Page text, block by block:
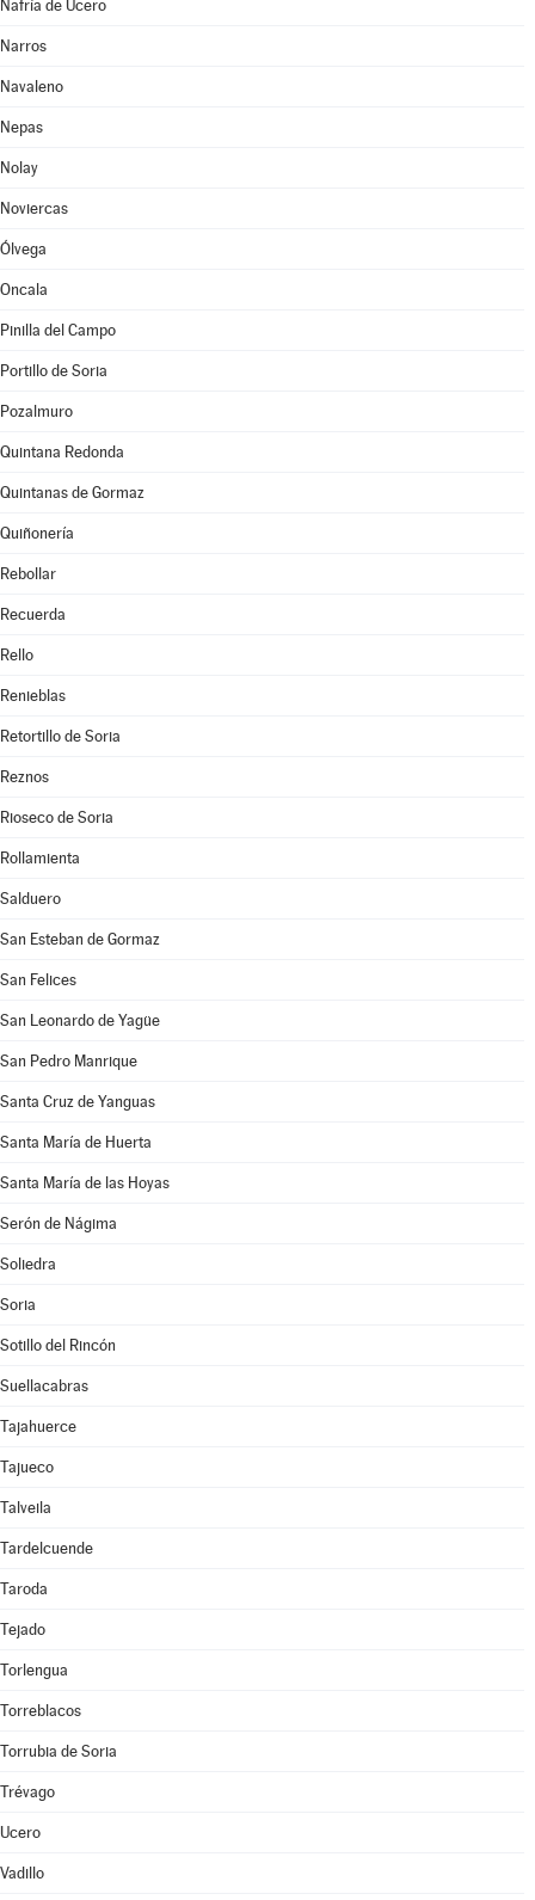
Nafría de Ucero
Narros
Navaleno
Nepas
Nolay
Noviercas
Ólvega
Oncala
Pinilla del Campo
Portillo de Soria
Pozalmuro
Quintana Redonda
Quintanas de Gormaz
Quiñonería
Rebollar
Recuerda
Rello
Renieblas
Retortillo de Soria
Reznos
Rioseco de Soria
Rollamienta
Salduero
San Esteban de Gormaz
San Felices
San Leonardo de Yagüe
San Pedro Manrique
Santa Cruz de Yanguas
Santa María de Huerta
Santa María de las Hoyas
Serón de Nágima
Soliedra
Soria
Sotillo del Rincón
Suellacabras
Tajahuerce
Tajueco
Talveila
Tardelcuende
Taroda
Tejado
Torlengua
Torreblacos
Torrubia de Soria
Trévago
Ucero
Vadillo